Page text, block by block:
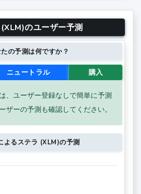
のユーザー予測
の予測は何ですか？
ニュートラル 購入
、ユーザー登録なしで簡単に予測
ザーの予測も確認してください。
よるステラ (XLM)の予測